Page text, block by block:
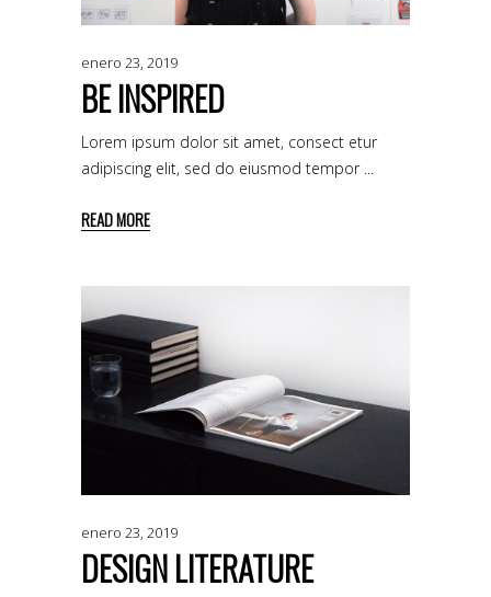
enero 23, 2019
BE INSPIRED
Lorem ipsum dolor sit amet, consect etur
adipiscing elit, sed do eiusmod tempor
READ MORE
enero 23, 2019
DESIGN LITERATURE